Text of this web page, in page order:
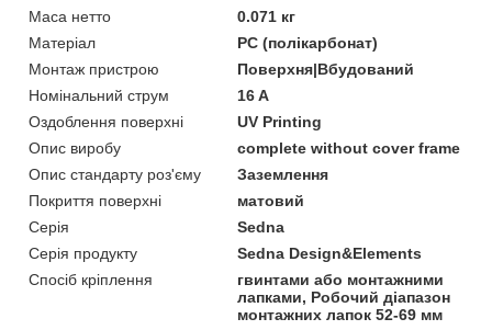
Маса нетто
0.071 кг
Матеріал
PC (полікарбонат)
Монтаж пристрою
Поверхня|Вбудований
Номінальний струм
16 A
Оздоблення поверхні
UV Printing
Опис виробу
complete without cover frame
Опис стандарту роз'єму
Заземлення
Покриття поверхні
матовий
Серія
Sedna
Серія продукту
Sedna Design&Elements
Спосіб кріплення
гвинтами або монтажними
лапками, Робочий діапазон
монтажних лапок 52-69 мм